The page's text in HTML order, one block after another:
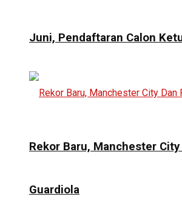
Juni, Pendaftaran Calon
Rekor Baru, Manchester City
Guardiola